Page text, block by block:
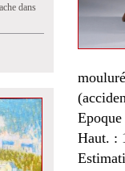
dans
Haut. :